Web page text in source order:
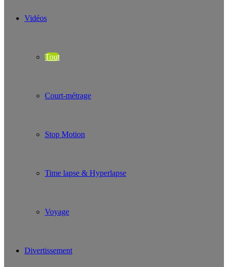
Vidéos
Tout
Court-métrage
Stop Motion
Time lapse & Hyperlapse
Voyage
Divertissement